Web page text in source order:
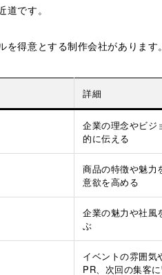
です。
を得意とする制作会社があります
詳細
企業の理念やビジ
的に伝える
商品の特徴や魅力
意欲を高める
企業の魅力や社風
ぶ
イベントの雰囲気
PR、次回の集客